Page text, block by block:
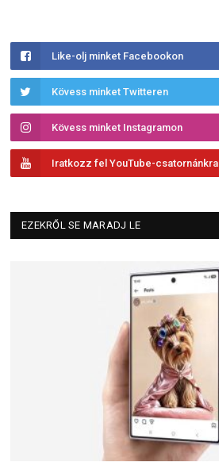
Like-olj minket Facebookon
Kövess minket Twitteren
Kövess minket Instagramon
Iratkozz fel YouTube-csatornánkra
EZEKRŐL SE MARADJ LE